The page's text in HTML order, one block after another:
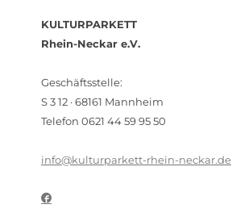
KULTURPARKETT
Rhein-Neckar e.V.
Geschäftsstelle:
S 3 12 · 68161 Mannheim
Telefon 0621 44 59 95 50
info@kulturparkett-rhein-neckar.de